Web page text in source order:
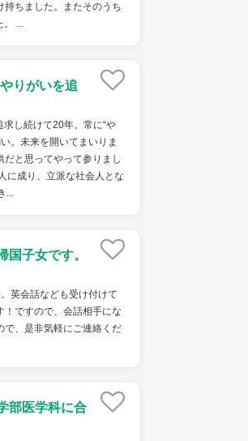
ちました。またそのうち
。 ...
りがいを追
し続けて20年。常に“や
。未来を開いてまいりま
だと思ってやって参りまし
に成り、立派な社会人とな
...
子女です。
英会話なども受け付けて
！ですので、会話相手にな
で、是非気軽にご連絡くだ
部医学科に合